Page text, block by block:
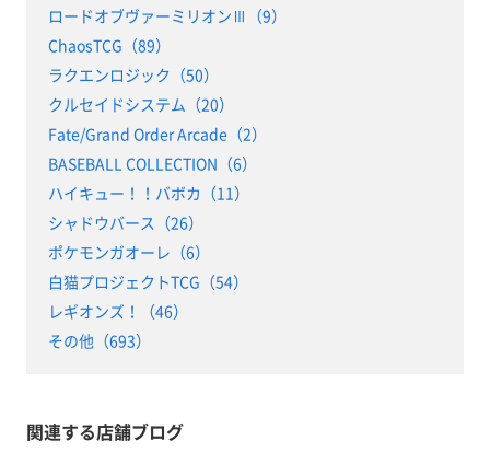
ロードオブヴァーミリオンⅢ（9）
ChaosTCG（89）
ラクエンロジック（50）
クルセイドシステム（20）
Fate/Grand Order Arcade（2）
BASEBALL COLLECTION（6）
ハイキュー！！バボカ（11）
シャドウバース（26）
ポケモンガオーレ（6）
白猫プロジェクトTCG（54）
レギオンズ！（46）
その他（693）
関連する店舗ブログ